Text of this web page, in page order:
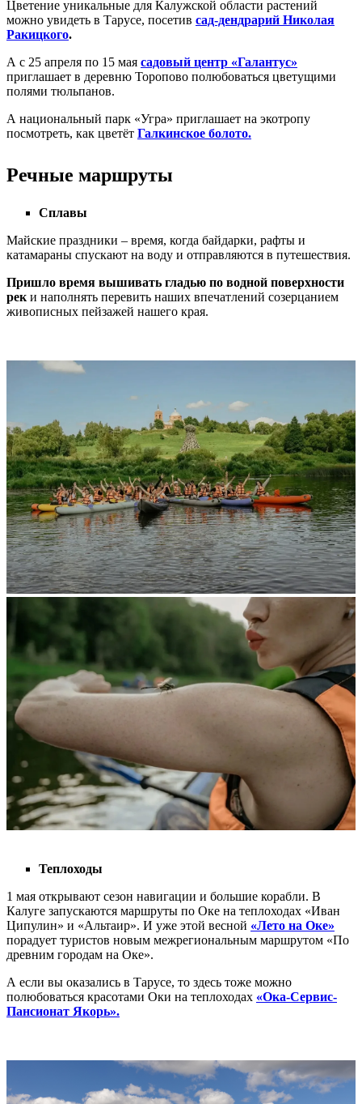
Цветение уникальные для Калужской области растений
можно увидеть в Тарусе, посетив сад-дендрарий Николая
Ракицкого.
А с 25 апреля по 15 мая садовый центр «Галантус»
приглашает в деревню Торопово полюбоваться цветущими
полями тюльпанов.
А национальный парк «Угра» приглашает на экотропу
посмотреть, как цветёт Галкинское болото.
Речные маршруты
Сплавы
Майские праздники – время, когда байдарки, рафты и
катамараны спускают на воду и отправляются в путешествия.
Пришло время вышивать гладью по водной поверхности
рек и наполнять перевить наших впечатлений созерцанием
живописных пейзажей нашего края.
Теплоходы
1 мая открывают сезон навигации и большие корабли. В
Калуге запускаются маршруты по Оке на теплоходах «Иван
Ципулин» и «Альтаир». И уже этой весной «Лето на Оке»
порадует туристов новым межрегиональным маршрутом «По
древним городам на Оке».
А если вы оказались в Тарусе, то здесь тоже можно
полюбоваться красотами Оки на теплоходах «Ока-Сервис-
Пансионат Якорь».